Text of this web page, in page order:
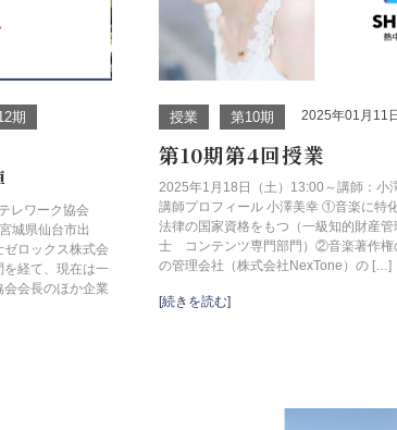
期
レワーク協会
城県仙台市出
ロックス株式会
経て、現在は一
会長のほか企業
授業 第10期 2025年01月11日
第10期第4回授業
2025年1月18日（土）13:00～講師：小
講師プロフィール 小澤美幸 ①音楽に特
法律の国家資格をもつ（一級知的財産管
士 コンテンツ専門部門）②音楽著作権
の管理会社（株式会社NexTone）の […]
[続きを読む]